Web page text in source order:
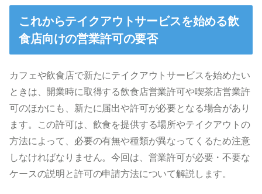
これからテイクアウトサービスを始める飲
食店向けの営業許可の要否
カフェや飲食店で新たにテイクアウトサービスを始めたい
ときは、開業時に取得する飲食店営業許可や喫茶店営業許
可のほかにも、新たに届出や許可が必要となる場合があり
ます。この許可は、飲食を提供する場所やテイクアウトの
方法によって、必要の有無や種類が異なってくるため注意
しなければなりません。今回は、営業許可が必要・不要な
ケースの説明と許可の申請方法について解説します。